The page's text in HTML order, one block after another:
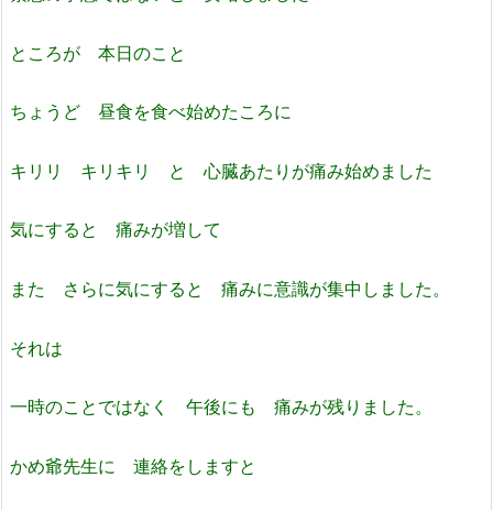
ところが 本日のこと
ちょうど 昼食を食べ始めたころに
キリリ キリキリ と 心臓あたりが痛み始めました
気にすると 痛みが増して
また さらに気にすると 痛みに意識が集中しました。
それは
一時のことではなく 午後にも 痛みが残りました。
かめ爺先生に 連絡をしますと